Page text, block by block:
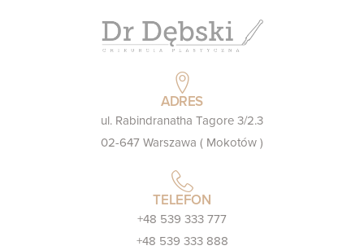
ADRES
ul. Rabindranatha Tagore 3/2.3
02-647 Warszawa ( Mokotów )
TELEFON
+48 539 333 777
+48 539 333 888